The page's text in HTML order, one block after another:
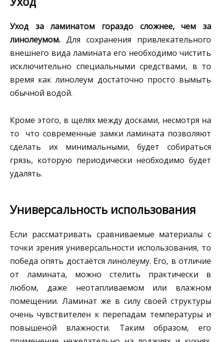
Уход за ламинатом гораздо сложнее, чем за
линолеумом. Для сохранения привлекательного
внешнего вида ламината его необходимо чистить
исключительно специальными средствами, в то
время как линолеум достаточно просто вымыть
обычной водой.
Кроме этого, в щелях между досками, несмотря на
то что современные замки ламината позволяют
сделать их минимальными, будет собираться
грязь, которую периодически необходимо будет
удалять.
Универсальность использования
Если рассматривать сравниваемые материалы с
точки зрения универсальности использования, то
победа опять достаётся линолеуму. Его, в отличие
от ламината, можно стелить практически в
любом, даже неотапливаемом или влажном
помещении. Ламинат же в силу своей структуры
очень чувствителен к перепадам температуры и
повышеной влажности. Таким образом, его